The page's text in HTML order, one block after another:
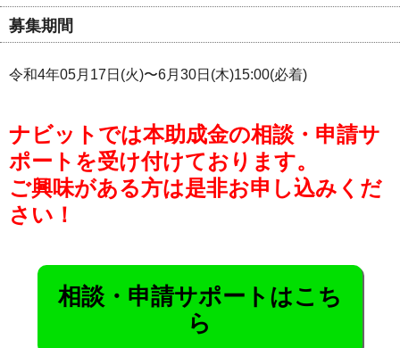
募集期間
令和4年05月17日(火)〜6月30日(木)15:00(必着)
ナビットでは本助成金の相談・申請サ
ポートを受け付けております。
ご興味がある方は是非お申し込みくだ
さい！
相談・申請サポートはこち
ら